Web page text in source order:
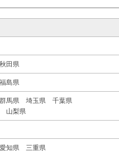
田県
島県
馬県 埼玉県 千葉県
山梨県
知県 三重県